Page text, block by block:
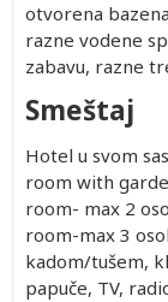
otvorena
razne vodene
zabavu, razne
Smeštaj
Hotel u svom
room with
room- max 2
room-max 3
kadom/tušem,
papuče, TV,